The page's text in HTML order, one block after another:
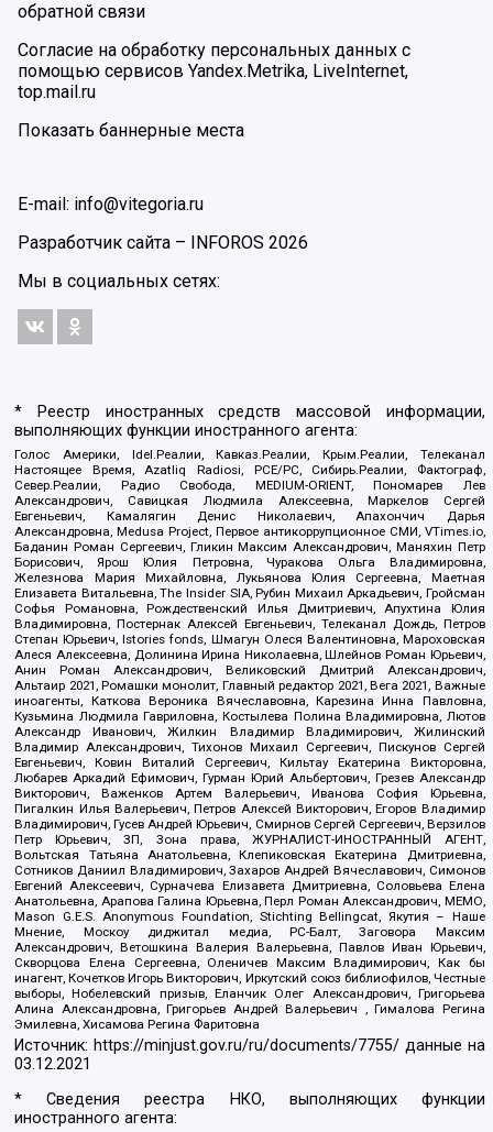
обратной связи
Согласие на обработку персональных данных с
помощью сервисов Yandex.Metrika, LiveInternet,
top.mail.ru
Показать баннерные места
E-mail: info@vitegoria.ru
Разработчик сайта – INFOROS 2026
Мы в социальных сетях:
* Реестр иностранных средств массовой информации,
выполняющих функции иностранного агента:
Голос Америки, Idel.Реалии, Кавказ.Реалии, Крым.Реалии, Телеканал
Настоящее Время, Azatliq Radiosi, PCE/PC, Сибирь.Реалии, Фактограф,
Север.Реалии, Радио Свобода, MEDIUM-ORIENT, Пономарев Лев
Александрович, Савицкая Людмила Алексеевна, Маркелов Сергей
Евгеньевич, Камалягин Денис Николаевич, Апахончич Дарья
Александровна, Medusa Project, Первое антикоррупционное СМИ, VTimes.io,
Баданин Роман Сергеевич, Гликин Максим Александрович, Маняхин Петр
Борисович, Ярош Юлия Петровна, Чуракова Ольга Владимировна,
Железнова Мария Михайловна, Лукьянова Юлия Сергеевна, Маетная
Елизавета Витальевна, The Insider SIA, Рубин Михаил Аркадьевич, Гройсман
Софья Романовна, Рождественский Илья Дмитриевич, Апухтина Юлия
Владимировна, Постернак Алексей Евгеньевич, Телеканал Дождь, Петров
Степан Юрьевич, Istories fonds, Шмагун Олеся Валентиновна, Мароховская
Алеся Алексеевна, Долинина Ирина Николаевна, Шлейнов Роман Юрьевич,
Анин Роман Александрович, Великовский Дмитрий Александрович,
Альтаир 2021, Ромашки монолит, Главный редактор 2021, Вега 2021, Важные
иноагенты, Каткова Вероника Вячеславовна, Карезина Инна Павловна,
Кузьмина Людмила Гавриловна, Костылева Полина Владимировна, Лютов
Александр Иванович, Жилкин Владимир Владимирович, Жилинский
Владимир Александрович, Тихонов Михаил Сергеевич, Пискунов Сергей
Евгеньевич, Ковин Виталий Сергеевич, Кильтау Екатерина Викторовна,
Любарев Аркадий Ефимович, Гурман Юрий Альбертович, Грезев Александр
Викторович, Важенков Артем Валерьевич, Иванова София Юрьевна,
Пигалкин Илья Валерьевич, Петров Алексей Викторович, Егоров Владимир
Владимирович, Гусев Андрей Юрьевич, Смирнов Сергей Сергеевич, Верзилов
Петр Юрьевич, ЗП, Зона права, ЖУРНАЛИСТ-ИНОСТРАННЫЙ АГЕНТ,
Вольтская Татьяна Анатольевна, Клепиковская Екатерина Дмитриевна,
Сотников Даниил Владимирович, Захаров Андрей Вячеславович, Симонов
Евгений Алексеевич, Сурначева Елизавета Дмитриевна, Соловьева Елена
Анатольевна, Арапова Галина Юрьевна, Перл Роман Александрович, МЕМО,
Mason G.E.S. Anonymous Foundation, Stichting Bellingcat, Якутия – Наше
Мнение, Москоу диджитал медиа, РС-Балт, Заговора Максим
Александрович, Ветошкина Валерия Валерьевна, Павлов Иван Юрьевич,
Скворцова Елена Сергеевна, Оленичев Максим Владимирович, Как бы
инагент, Кочетков Игорь Викторович, Иркутский союз библиофилов, Честные
выборы, Нобелевский призыв, Еланчик Олег Александрович, Григорьева
Алина Александровна, Григорьев Андрей Валерьевич , Гималова Регина
Эмилевна, Хисамова Регина Фаритовна
Источник:https://minjust.gov.ru/ru/documents/7755/ данные на
03.12.2021
* Сведения реестра НКО, выполняющих функции
иностранного агента: